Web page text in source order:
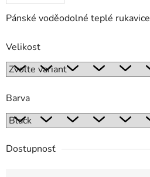
Pánské voděodolné teplé rukavice
Velikost
Barva
Dostupnosť